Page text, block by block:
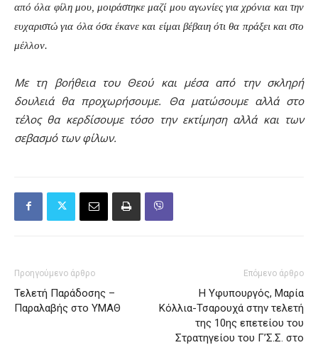
από όλα φίλη μου, μοιράστηκε μαζί μου αγωνίες για χρόνια και την
ευχαριστώ για όλα όσα έκανε και είμαι βέβαιη ότι θα πράξει και στο
μέλλον.
Με τη βοήθεια του Θεού και μέσα από την σκληρή
δουλειά θα προχωρήσουμε. Θα ματώσουμε αλλά στο
τέλος θα κερδίσουμε τόσο την εκτίμηση αλλά και των
σεβασμό των φίλων.
Προηγούμενο άρθρο
Τελετή Παράδοσης –
Παραλαβής στο ΥΜΑΘ
Επόμενο άρθρο
Η Υφυπουργός, Μαρία
Κόλλια-Τσαρουχά στην τελετή
της 10ης επετείου του
Στρατηγείου του Γ’Σ.Σ. στο